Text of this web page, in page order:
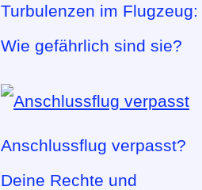
Turbulenzen im Flugzeug:
Wie gefährlich sind sie?
Anschlussflug verpasst?
Deine Rechte und